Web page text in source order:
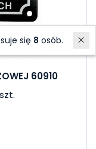
60910
się 8 osób.